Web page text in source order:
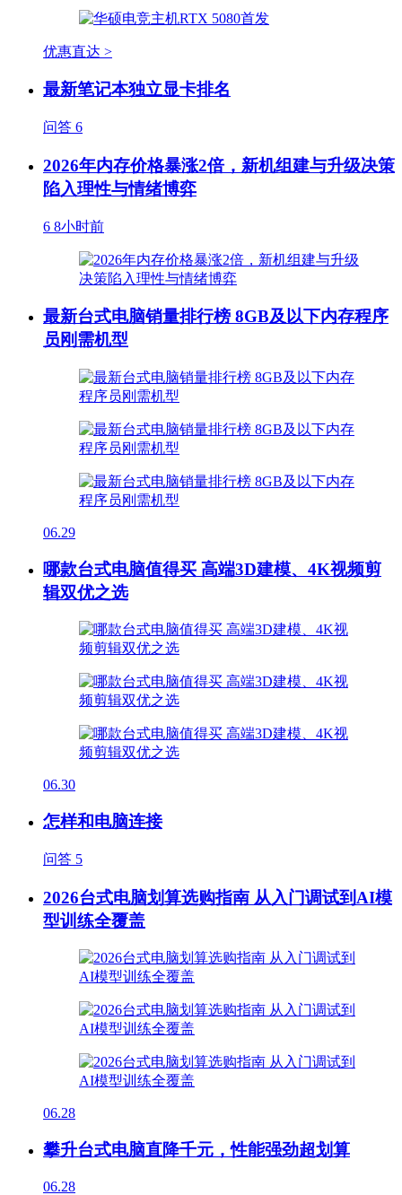
优惠直达 >
最新笔记本独立显卡排名
问答 6
2026年内存价格暴涨2倍，新机组建与升级决策
陷入理性与情绪博弈
6 8小时前
最新台式电脑销量排行榜 8GB及以下内存程序
员刚需机型
06.29
哪款台式电脑值得买 高端3D建模、4K视频剪
辑双优之选
06.30
怎样和电脑连接
问答 5
2026台式电脑划算选购指南 从入门调试到AI模
型训练全覆盖
06.28
攀升台式电脑直降千元，性能强劲超划算
06.28